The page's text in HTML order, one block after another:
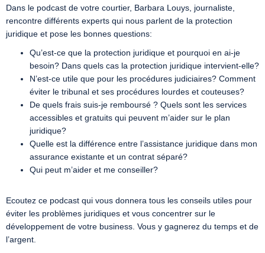
Dans le podcast de votre courtier, Barbara Louys, journaliste,
rencontre différents experts qui nous parlent de la protection
juridique et pose les bonnes questions:
Qu’est-ce que la protection juridique et pourquoi en ai-je
besoin? Dans quels cas la protection juridique intervient-elle?
N’est-ce utile que pour les procédures judiciaires? Comment
éviter le tribunal et ses procédures lourdes et couteuses?
De quels frais suis-je remboursé ? Quels sont les services
accessibles et gratuits qui peuvent m’aider sur le plan
juridique?
Quelle est la différence entre l’assistance juridique dans mon
assurance existante et un contrat séparé?
Qui peut m’aider et me conseiller?
Ecoutez ce podcast qui vous donnera tous les conseils utiles pour
éviter les problèmes juridiques et vous concentrer sur le
développement de votre business. Vous y gagnerez du temps et de
l’argent.